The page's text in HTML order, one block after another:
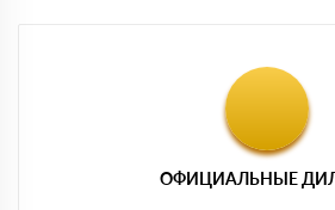
ОФИЦИАЛЬНЫЕ